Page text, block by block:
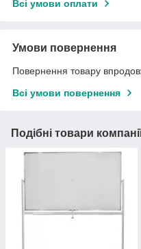
Всі умови оплати
Умови повернення
Повернення товару
Всі умови повернення
Подібні товари